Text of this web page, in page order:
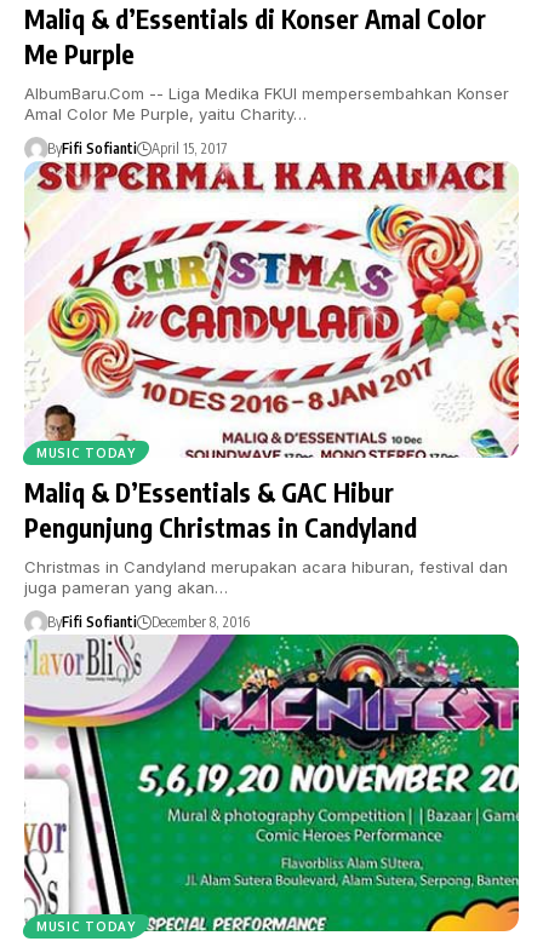
Maliq & d’Essentials di Konser Amal Color
Me Purple
AlbumBaru.Com -- Liga Medika FKUI mempersembahkan Konser
Amal Color Me Purple, yaitu Charity…
ByFifi Sofianti April 15, 2017
MUSIC TODAY
Maliq & D’Essentials & GAC Hibur
Pengunjung Christmas in Candyland
Christmas in Candyland merupakan acara hiburan, festival dan
juga pameran yang akan…
ByFifi Sofianti December 8, 2016
MUSIC TODAY